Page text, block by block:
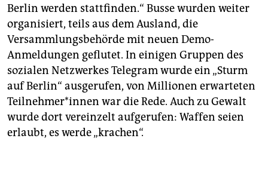
Berlin werden stattfinden.“ Busse wurden weiter
organisiert, teils aus dem Ausland, die
Versammlungsbehörde mit neuen Demo-
Anmeldungen geflutet. In einigen Gruppen des
sozialen Netzwerkes Telegram wurde ein „Sturm
auf Berlin“ ausgerufen, von Millionen erwarteten
Teilnehmer*innen war die Rede. Auch zu Gewalt
wurde dort vereinzelt aufgerufen: Waffen seien
erlaubt, es werde „krachen“.